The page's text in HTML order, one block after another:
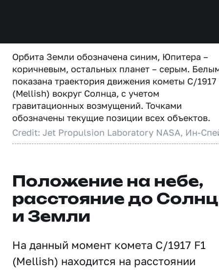
Орбита Земли обозначена синим, Юпитера –
коричневым, остальных планет – серым.
показана траектория движения кометы C/1917
(Mellish) вокруг Солнца, с учетом
гравитационных возмущений. Точками
обозначены текущие позиции всех объектов.
Credit: Jet Propulsion Laboratory NASA, Ин-
Положение на небе,
расстояние до
и Земли
На данный момент комета C/1917 F1
(Mellish) находится на расстоянии